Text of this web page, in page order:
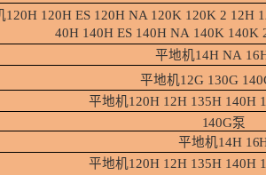
120H 120H ES 120H NA 120K 120K 2 12H
40H 140H ES 140H NA 140K 140K
平地机14H NA
平地机12G 130G
平地机120H 12H 135H 140H
140G泵
平地机14H
平地机120H 12H 135H 140H